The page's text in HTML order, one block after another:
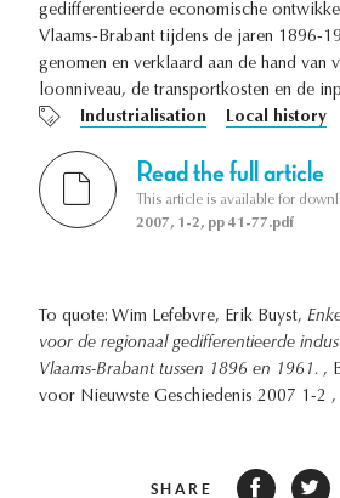
gedifferentieerde economische
Vlaams-Brabant tijdens de jaren 1896-
genomen en verklaard aan de hand van
loonniveau, de transportkosten en de
Industrialisation
Local history
Read the full article
This article is available for
2007, 1-2, pp 41-77.pdf
To quote: Wim Lefebvre, Erik Buyst,
voor de regionaal gedifferentieerde
Vlaams-Brabant tussen 1896 en 1961. ,
voor Nieuwste Geschiedenis 2007 1-2 ,
SHARE